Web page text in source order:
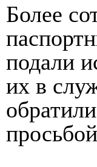
Более
подали
их в